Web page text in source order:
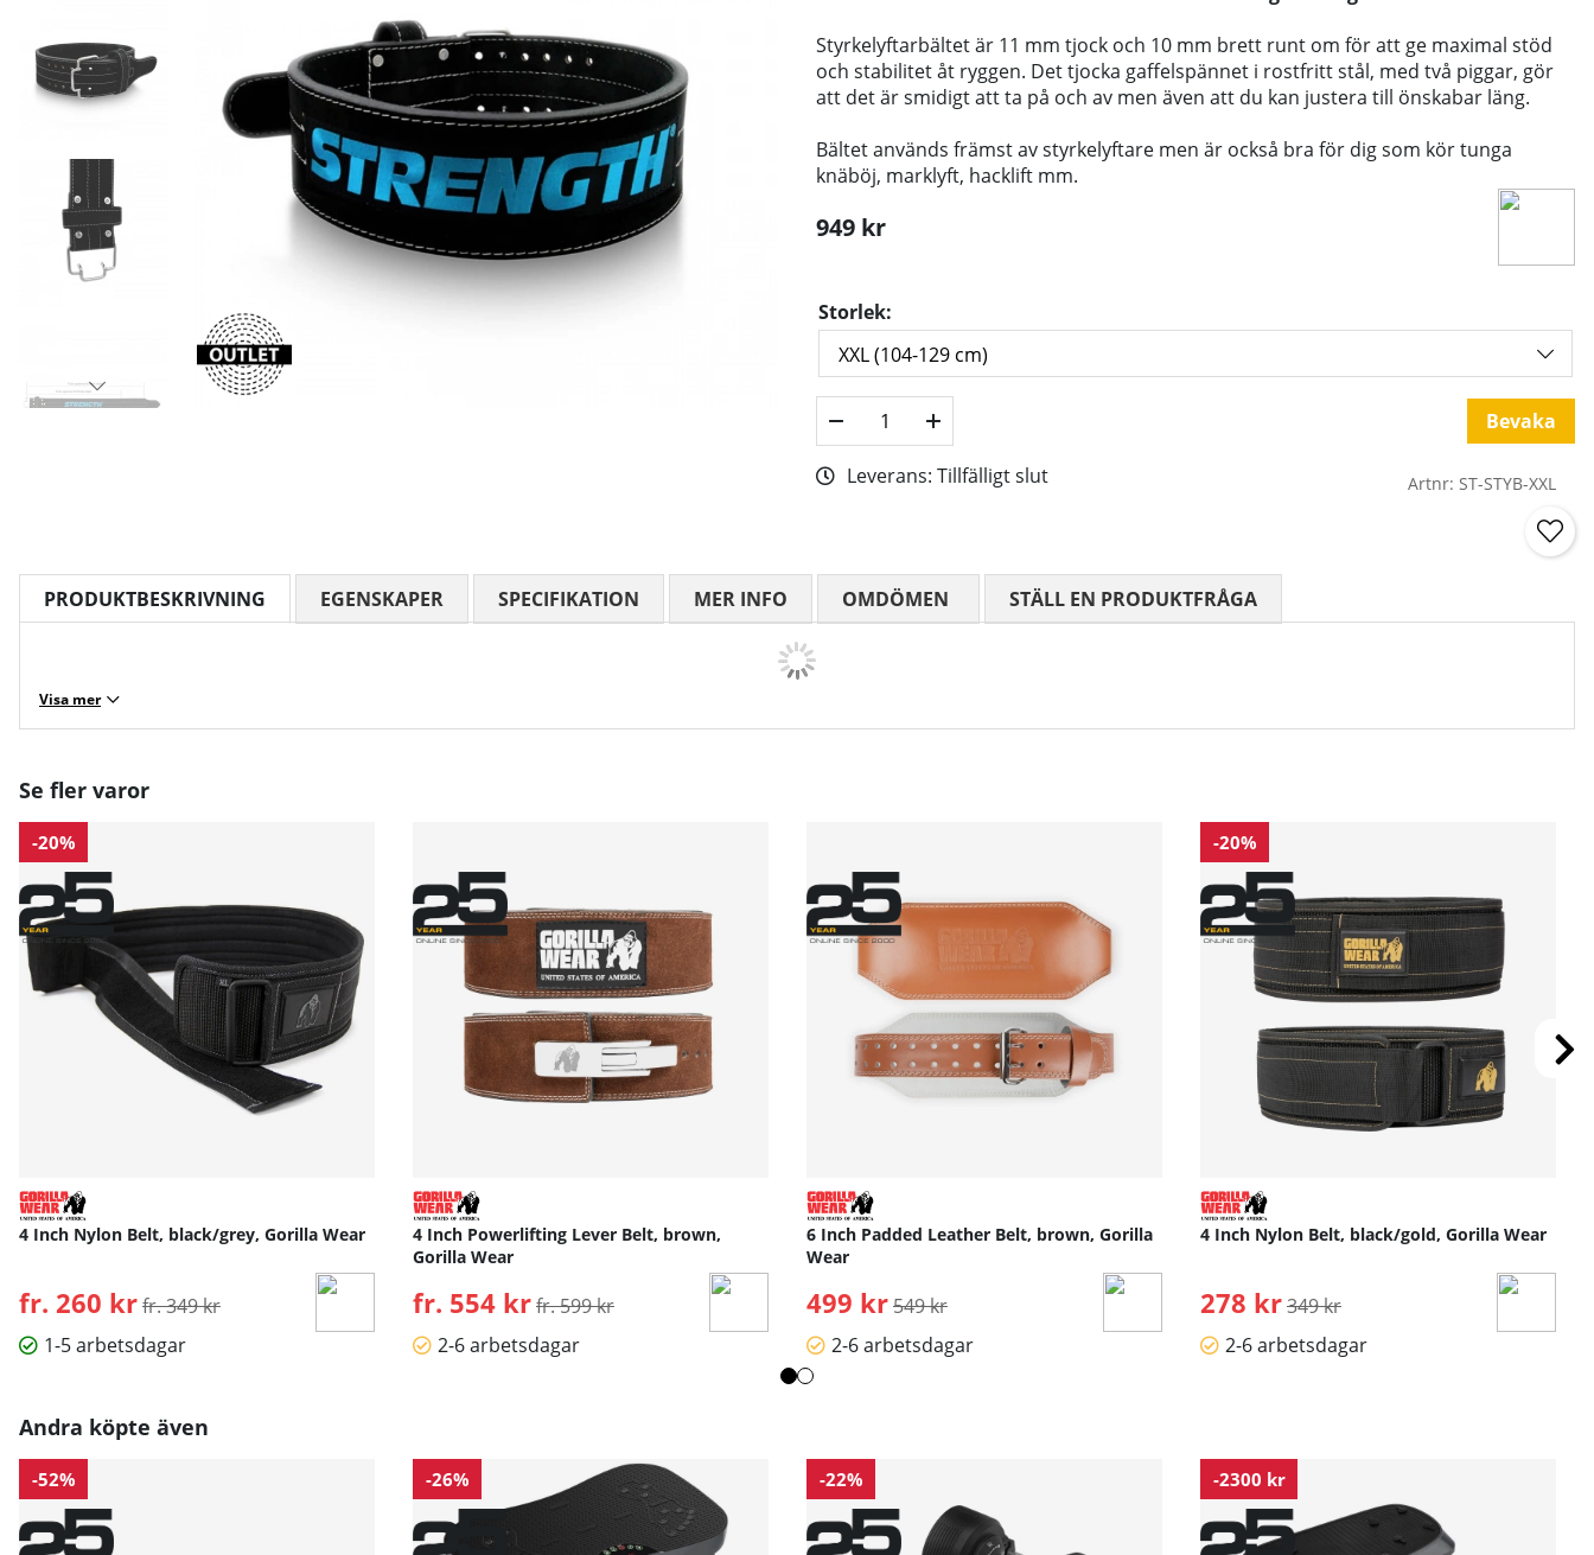
Styrkelyftarbältet är 11 mm tjock och 10 mm brett runt om för att ge maximal stöd
och stabilitet åt ryggen. Det tjocka gaffelspännet i rostfritt stål, med två piggar, gör
att det är smidigt att ta på och av men även att du kan justera till önskabar läng.
Bältet används främst av styrkelyftare men är också bra för dig som kör tunga
knäböj, marklyft, hacklift mm.
949 kr
Storlek:
Bevaka
Leverans: Tillfälligt slut Artnr: ST-STYB-XXL
PRODUKTBESKRIVNING
Visa mer
EGENSKAPER SPECIFIKATION MER INFO OMDÖMEN MEDELBETYG 0 AV 5 ANTAL BETYG 0
STÄLL EN PRODUKTFRÅGA
Se fler varor
-20%
4 Inch Nylon Belt, black/grey, Gorilla Wear
fr. 260 krOrdinarie pris:
fr. 349 kr
1-5 arbetsdagar
4 Inch Powerlifting Lever Belt, brown,
Gorilla Wear
fr. 554 krOrdinarie pris:
fr. 599 kr
2-6 arbetsdagar
6 Inch Padded Leather Belt, brown, Gorilla
Wear
499 kr Ordinarie pris:
549 kr
2-6 arbetsdagar
-20%
4 Inch Nylon Belt, black/gold, Gorilla Wear
278 kr Ordinarie pris:
349 kr
2-6 arbetsdagar
Andra köpte även
-52% -26% -22% -2300 kr